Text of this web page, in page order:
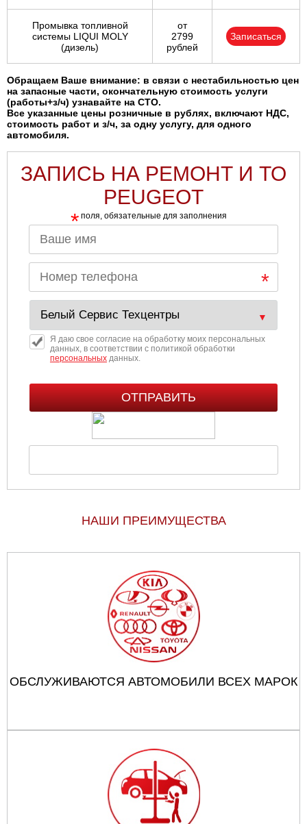
Саратов
Солнцево
Сургут
Тула
Тюмень
Ульяновск
Челябинск
Череповец
Ярославль
Промывка топливной
системы LIQUI MOLY
(дизель)
от
2799
рублей
Записаться
Обращаем Ваше внимание: в связи с нестабильностью цен
на запасные части, окончательную стоимость услуги
(работы+з/ч) узнавайте на СТО.
Все указанные цены розничные в рублях, включают НДС,
стоимость работ и з/ч, за одну услугу, для одного
автомобиля.
ЗАПИСЬ НА РЕМОНТ И ТО
PEUGEOT
* поля, обязательные для заполнения
Я даю свое согласие на обработку моих персональных
данных, в соответствии с политикой обработки
персональныхданных.
НАШИ ПРЕИМУЩЕСТВА
ОБСЛУЖИВАЮТСЯ АВТОМОБИЛИ ВСЕХ МАРОК